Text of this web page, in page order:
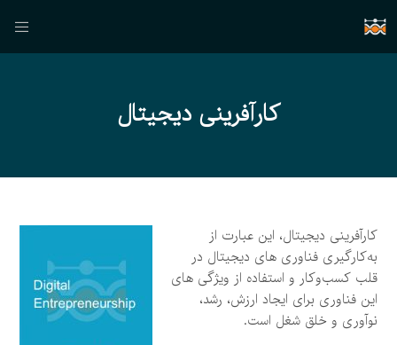
کارآفرینی دیجیتال
کارآفرینی دیجیتال، این عبارت از
به‌کارگیری فناوری های دیجیتال در
قلب کسب‌و‌کار و استفاده از ویژگی های
این فناوری برای ایجاد ارزش، رشد،
نوآوری و خلق شغل است.